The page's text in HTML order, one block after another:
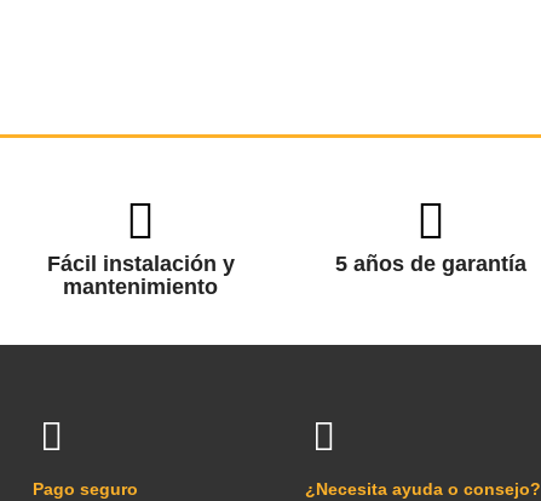
Fácil instalación y
mantenimiento
5 años de garantía
Pago seguro ¿Necesita ayuda o consejo?